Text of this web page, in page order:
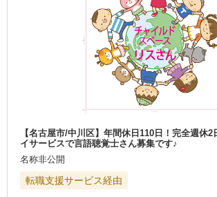
【名古屋市/中川区】年間休日110日！完全週休
イサービスで言語聴覚士さん募集です♪
名称非公開
転職支援サービス経由